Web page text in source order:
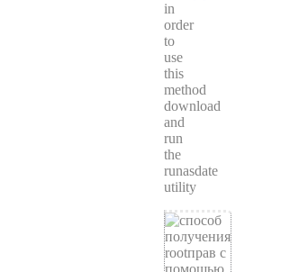
in
order
to
use
this
method
download
and
run
the
runasdate
utility